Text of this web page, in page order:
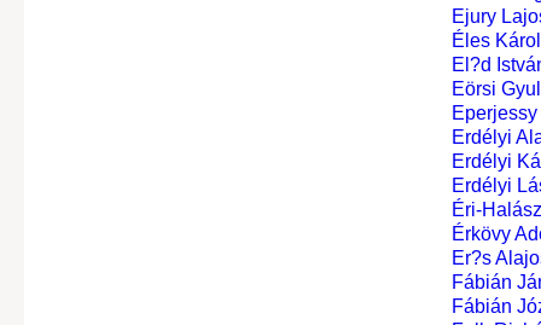
Ejury
Éles
El?d
Eörsi
Erdélyi
Erdélyi
Erdélyi
Éri-
Érkövy
Er?s
Fábián
Fábián